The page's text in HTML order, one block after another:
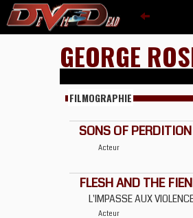
GEORGE
FILMOGRAPHIE
SONS OF PERDITION
Acteur
FLESH AND THE
L'IMPASSE AUX
Acteur